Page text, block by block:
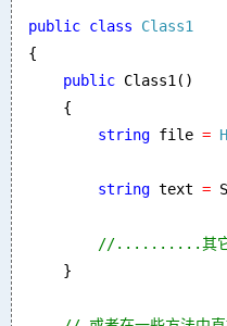
public class
{
public Class1()
    {
string file =
string text =
//..........其它
}